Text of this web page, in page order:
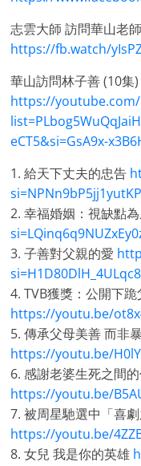
志雲大師 訪問華山老
https://fb.watch/
華山訪問林子善 (10集)
https://
eCT5&si=GsA9x-
1. 給天下丈夫的忠告
si=NPNn9bP5jj1yutKP
2. 幸福婚姻：視缺點
3. 子善對父親的愛
4. TVB獲獎：公開下跪
https://youtu.be/
5. 傳承父母美善 而非
https://youtu.be/
6. 感謝老婆生死之間
https://youtu.be/
7. 被周星馳選中「喜劇
https://youtu.be/
8. 女兒 我是你的英雄